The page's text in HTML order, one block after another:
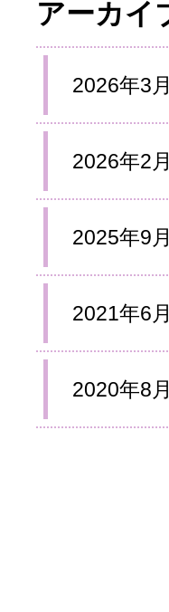
アーカイ
2026年3月
2026年2月
2025年9月
2021年6月
2020年8月